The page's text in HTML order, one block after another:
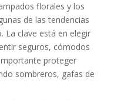
florales y los
de las tendencias
La clave está en elegir
seguros, cómodos
proteger
sombreros, gafas de